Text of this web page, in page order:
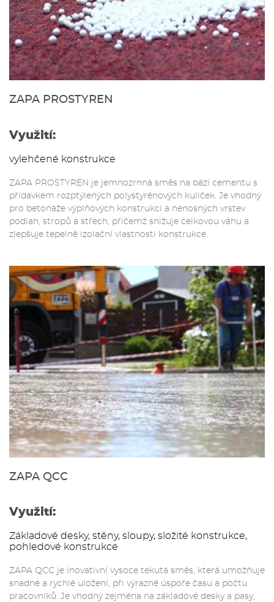
ZAPA PROSTYREN
Využití:
vylehčené konstrukce
ZAPA PROSTYREN je jemnozrnná směs na bázi cementu s
přídavkem rozptýlených polystyrénových kuliček. Je vhodný
pro betonáže výplňových konstrukcí a nenosných vrstev
podlah, stropů a střech, přičemž snižuje celkovou váhu a
zlepšuje tepelně izolační vlastnosti konstrukce.
ZAPA QCC
Využití:
Základové desky, stěny, sloupy, složité konstrukce,
pohledové konstrukce
ZAPA QCC je inovativní vysoce tekutá směs, která umožňuje
snadné a rychlé uložení, při výrazné úspoře času a počtu
pracovníků. Je vhodný zejména na základové desky a pasy,